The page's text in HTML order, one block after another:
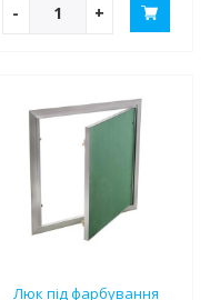
- +
Люк під фарбування